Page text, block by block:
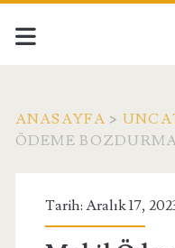
ANASAYFA >
ÖDEME
Tarih: Aralık 17,